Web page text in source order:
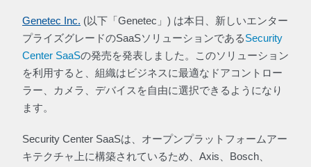
Genetec Inc. (以下「Genetec」) は本日、新しいエンター
プライズグレードのSaaSソリューションであるSecurity
Center SaaSの発売を発表しました。このソリューション
を利用すると、組織はビジネスに最適なドアコントロー
ラー、カメラ、デバイスを自由に選択できるようになり
ます。
Security Center SaaSは、オープンプラットフォームアー
キテクチャ上に構築されているため、Axis、Bosch、